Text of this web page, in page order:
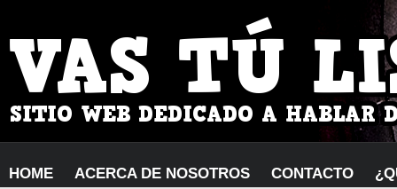
HOME ACERCA DE NOSOTROS CONTACTO